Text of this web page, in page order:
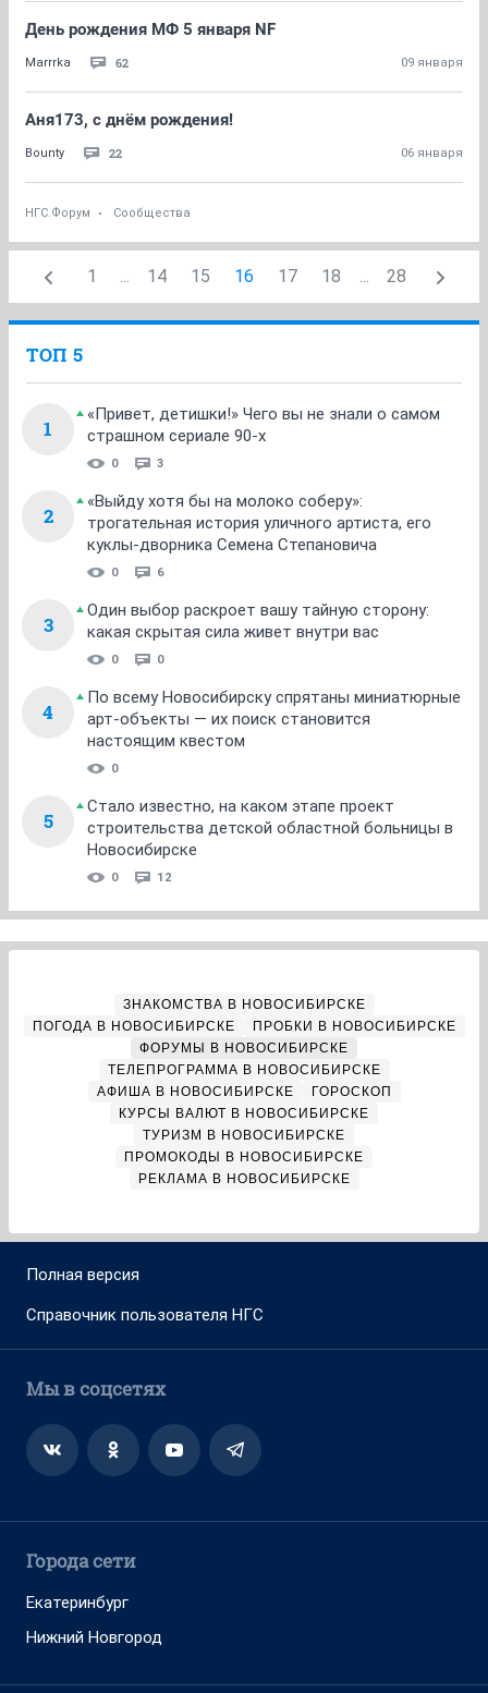
День рождения МФ 5 января NF
Marrrka 62 09 января
Аня173, с днём рождения!
Bounty 22 06 января
НГС.Форум Сообщества
1 ... 14 15 16 17 18 ... 28
ТОП 5
1
«Привет, детишки!» Чего вы не знали о самом
страшном сериале 90-х
0 3
2
«Выйду хотя бы на молоко соберу»:
трогательная история уличного артиста, его
куклы-дворника Семена Степановича
0 6
3
Один выбор раскроет вашу тайную сторону:
какая скрытая сила живет внутри вас
0 0
4
По всему Новосибирску спрятаны миниатюрные
арт-объекты — их поиск становится
настоящим квестом
0
5
Стало известно, на каком этапе проект
строительства детской областной больницы в
Новосибирске
0 12
ЗНАКОМСТВА В НОВОСИБИРСКЕ
ПОГОДА В НОВОСИБИРСКЕ
ПРОБКИ В НОВОСИБИРСКЕ
ФОРУМЫ В НОВОСИБИРСКЕ
ТЕЛЕПРОГРАММА В НОВОСИБИРСКЕ
АФИША В НОВОСИБИРСКЕ
ГОРОСКОП
КУРСЫ ВАЛЮТ В НОВОСИБИРСКЕ
ТУРИЗМ В НОВОСИБИРСКЕ
ПРОМОКОДЫ В НОВОСИБИРСКЕ
РЕКЛАМА В НОВОСИБИРСКЕ
Полная версия
Справочник пользователя НГС
Мы в соцсетях
Города сети
Екатеринбург
Нижний Новгород